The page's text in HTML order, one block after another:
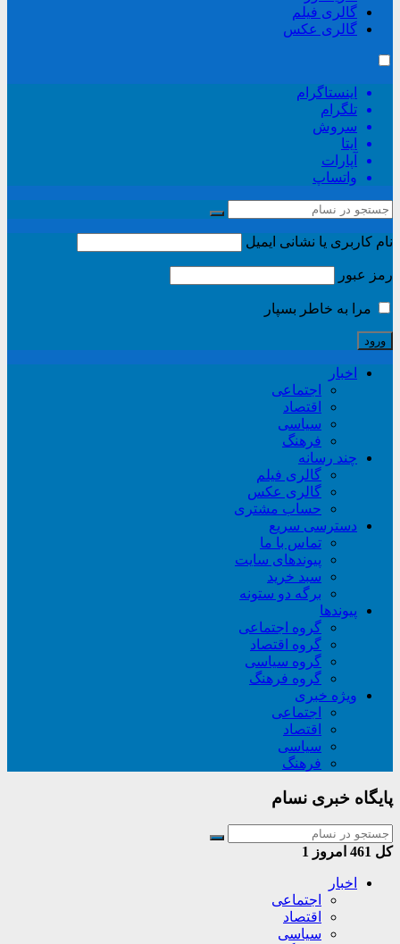
گالری فیلم
گالری عکس
اینستاگرام
تلگرام
سروش
ایتا
آپارات
واتساپ
نام کاربری یا نشانی ایمیل
رمز عبور
مرا به خاطر بسپار
اخبار
اجتماعی
اقتصاد
سیاسی
فرهنگ
چند رسانه
گالری فیلم
گالری عکس
حساب مشتری
دسترسی سریع
تماس با ما
پیوندهای سایت
سبد خريد
برگه دو ستونه
پیوندها
گروه اجتماعی
گروه اقتصاد
گروه سیاسی
گروه فرهنگ
ویژه خبری
اجتماعی
اقتصاد
سیاسی
فرهنگ
پایگاه خبری نسام
کل امروز 1
اخبار
اجتماعی
اقتصاد
سیاسی